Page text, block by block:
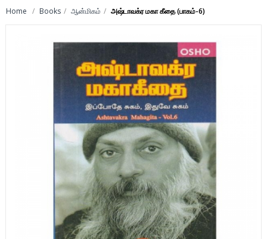
Home Books ஆன்மிகம் அஷ்டாவக்ர மகா கீதை (பாகம்-6)